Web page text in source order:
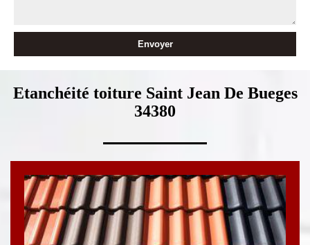
Etanchéité toiture Saint Jean De Bueges
34380